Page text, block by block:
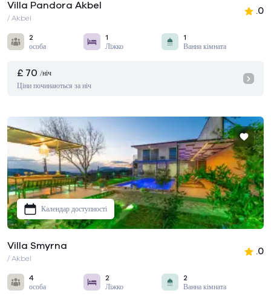
Villa Pandora Akbel
/ Akbel
.0
2
особа
1
Ліжко
1
Ванна кімната
£ 70 /ніч
Ціни починаються за ніч
Календар доступності
Villa Smyrna
/ Akbel
.0
4
особа
2
Ліжко
2
Ванна кімната